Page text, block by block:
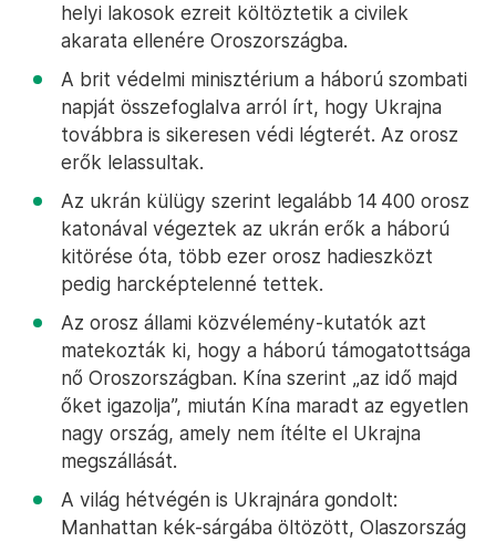
helyi lakosok ezreit költöztetik a civilek
akarata ellenére Oroszországba.
A brit védelmi minisztérium a háború szombati
napját összefoglalva arról írt, hogy Ukrajna
továbbra is sikeresen védi légterét. Az orosz
erők lelassultak.
Az ukrán külügy szerint legalább 14 400 orosz
katonával végeztek az ukrán erők a háború
kitörése óta, több ezer orosz hadieszközt
pedig harcképtelenné tettek.
Az orosz állami közvélemény-kutatók azt
matekozták ki, hogy a háború támogatottsága
nő Oroszországban. Kína szerint „az idő majd
őket igazolja”, miután Kína maradt az egyetlen
nagy ország, amely nem ítélte el Ukrajna
megszállását.
A világ hétvégén is Ukrajnára gondolt:
Manhattan kék-sárgába öltözött, Olaszország